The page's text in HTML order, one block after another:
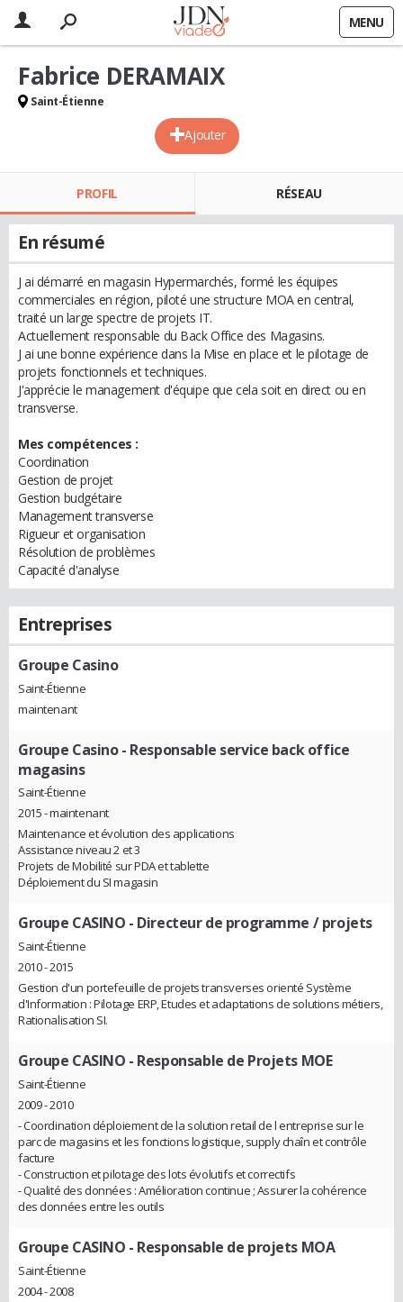
MENU
Ajouter
Fabrice DERAMAIX
Saint-Étienne
PROFIL RÉSEAU
En résumé
J ai démarré en magasin Hypermarchés, formé les équipes
commerciales en région, piloté une structure MOA en central,
traité un large spectre de projets IT.
Actuellement responsable du Back Office des Magasins.
J ai une bonne expérience dans la Mise en place et le pilotage de
projets fonctionnels et techniques.
J'apprécie le management d'équipe que cela soit en direct ou en
transverse.
Mes compétences :
Coordination
Gestion de projet
Gestion budgétaire
Management transverse
Rigueur et organisation
Résolution de problèmes
Capacité d'analyse
Entreprises
Groupe Casino
Saint-Étienne
maintenant
Groupe Casino- Responsable service back office
magasins
Saint-Étienne
2015 - maintenant
Maintenance et évolution des applications
Assistance niveau 2 et 3
Projets de Mobilité sur PDA et tablette
Déploiement du SI magasin
Groupe CASINO - Directeur de programme / projets
Saint-Étienne
2010 - 2015
Gestion d'un portefeuille de projets transverses orienté Système
d'Information : Pilotage ERP, Etudes et adaptations de solutions métiers,
Rationalisation SI.
Groupe CASINO - Responsable de Projets MOE
Saint-Étienne
2009 - 2010
- Coordination déploiement de la solution retail de l entreprise sur le
parc de magasins et les fonctions logistique, supply chaîn et contrôle
facture
- Construction et pilotage des lots évolutifs et correctifs
- Qualité des données : Amélioration continue ; Assurer la cohérence
des données entre les outils
Groupe CASINO - Responsable de projets MOA
Saint-Étienne
2004 - 2008